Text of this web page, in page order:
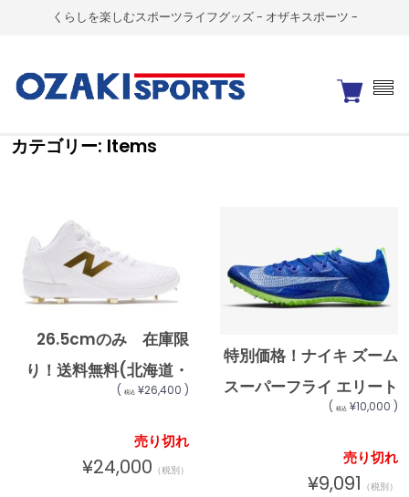
くらしを楽しむスポーツライフグッズ - オザキスポーツ -
カテゴリー: Items
26.5cmのみ 在庫限
り！送料無料(北海道・
沖縄・離島は送料別
途) 大谷翔平選手モデ
ル ニューバランス
(税込 ¥26,400 )
売り切れ
¥24,000 （税別）
特別価格！ナイキ ズーム
スーパーフライ エリート
2 CD4382-400 陸上
スパイク ★20600 北
海道・沖縄・離島への発
( 税込 ¥10,000 )
売り切れ
¥9,091 （税別）